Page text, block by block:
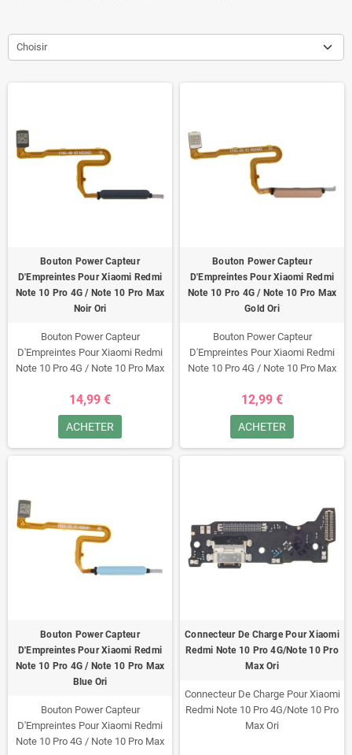
Choisir
Bouton Power Capteur
D'Empreintes Pour Xiaomi Redmi
Note 10 Pro 4G / Note 10 Pro Max
Noir Ori
Bouton Power Capteur
D'Empreintes Pour Xiaomi Redmi
Note 10 Pro 4G / Note 10 Pro Max
14,99 €
ACHETER
Bouton Power Capteur
D'Empreintes Pour Xiaomi Redmi
Note 10 Pro 4G / Note 10 Pro Max
Gold Ori
Bouton Power Capteur
D'Empreintes Pour Xiaomi Redmi
Note 10 Pro 4G / Note 10 Pro Max
12,99 €
ACHETER
Bouton Power Capteur
D'Empreintes Pour Xiaomi Redmi
Note 10 Pro 4G / Note 10 Pro Max
Blue Ori
Bouton Power Capteur
D'Empreintes Pour Xiaomi Redmi
Note 10 Pro 4G / Note 10 Pro Max
Connecteur De Charge Pour Xiaomi
Redmi Note 10 Pro 4G/Note 10 Pro
Max Ori
Connecteur De Charge Pour Xiaomi
Redmi Note 10 Pro 4G/Note 10 Pro
Max Ori